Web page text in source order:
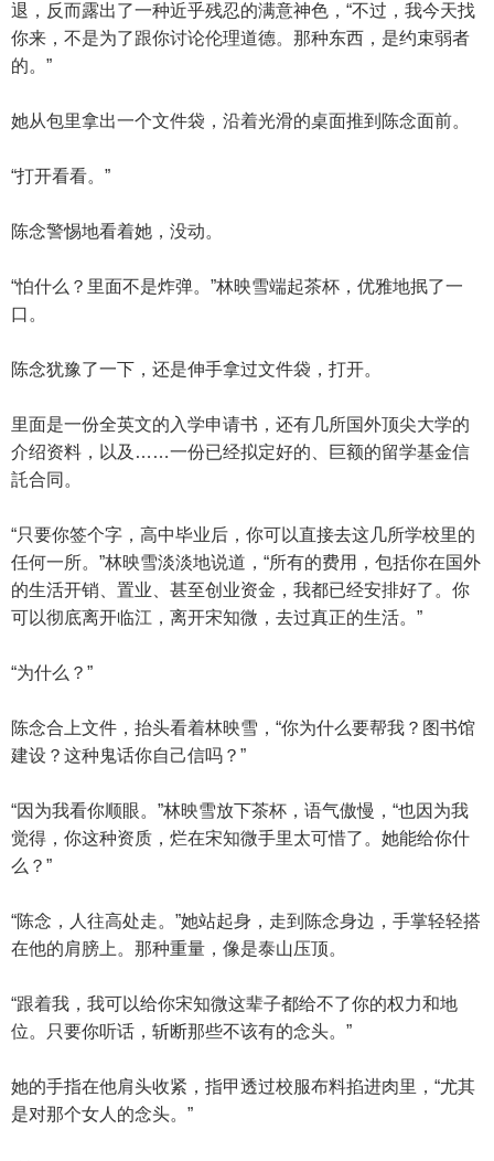
退，反而露出了一种近乎残忍的满意神色，“不过，我今天找
你来，不是为了跟你讨论伦理道德。那种东西，是约束弱者
的。”
她从包里拿出一个文件袋，沿着光滑的桌面推到陈念面前。
“打开看看。”
陈念警惕地看着她，没动。
“怕什么？里面不是炸弹。”林映雪端起茶杯，优雅地抿了一
口。
陈念犹豫了一下，还是伸手拿过文件袋，打开。
里面是一份全英文的入学申请书，还有几所国外顶尖大学的
介绍资料，以及……一份已经拟定好的、巨额的留学基金信
託合同。
“只要你签个字，高中毕业后，你可以直接去这几所学校里的
任何一所。”林映雪淡淡地说道，“所有的费用，包括你在国外
的生活开销、置业、甚至创业资金，我都已经安排好了。你
可以彻底离开临江，离开宋知微，去过真正的生活。”
“为什么？”
陈念合上文件，抬头看着林映雪，“你为什么要帮我？图书馆
建设？这种鬼话你自己信吗？”
“因为我看你顺眼。”林映雪放下茶杯，语气傲慢，“也因为我
觉得，你这种资质，烂在宋知微手里太可惜了。她能给你什
么？”
“陈念，人往高处走。”她站起身，走到陈念身边，手掌轻轻搭
在他的肩膀上。那种重量，像是泰山压顶。
“跟着我，我可以给你宋知微这辈子都给不了你的权力和地
位。只要你听话，斩断那些不该有的念头。”
她的手指在他肩头收紧，指甲透过校服布料掐进肉里，“尤其
是对那个女人的念头。”